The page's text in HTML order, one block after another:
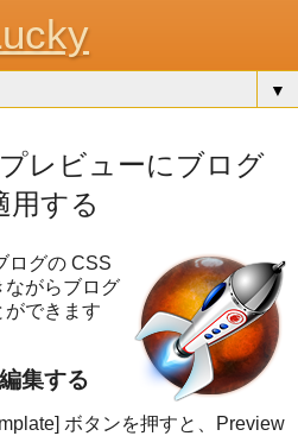
▼
レビューにブログ
用する
ログの CSS
ながらブログ
ができます
集する
ボタンを押すと、Preview